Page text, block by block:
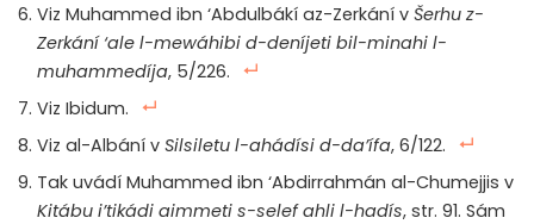
Viz Muhammed ibn ‘Abdulbákí az-Zerkání v Šerhu z-
Zerkání ‘ale l-mewáhibi d-deníjeti bil-minahi l-
muhammedíja, 5/226.
Viz Ibidum.
Viz al-Albání v Silsiletu l-ahádísi d-da’ífa, 6/122.
Tak uvádí Muhammed ibn ‘Abdirrahmán al-Chumejjis v
Kitábu i’tikádi aimmeti s-selef ahli l-hadís, str. 91. Sám